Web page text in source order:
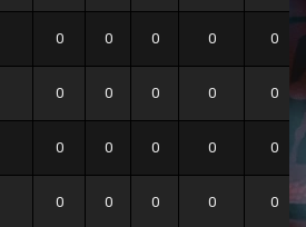
0 0 0 0 0
0 0 0 0 0
0 0 0 0 0
0 0 0 0 0